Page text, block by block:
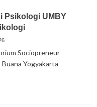
Psikologi UMBY
Sociopreneur
Yogyakarta